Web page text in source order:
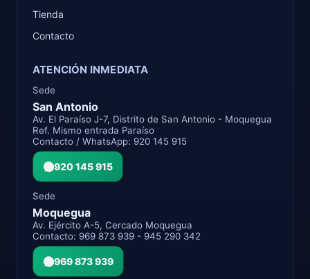
Tienda
Contacto
ATENCIÓN INMEDIATA
Sede
San Antonio
Av. El Paraíso J-7, Distrito de San Antonio - Moquegua
Ref. Mismo entrada Paraíso
Contacto / WhatsApp: 920 145 915
920 145 915
Sede
Moquegua
Av. Ejército A-5, Cercado Moquegua
Contacto: 969 873 939 - 945 290 342
969 873 939